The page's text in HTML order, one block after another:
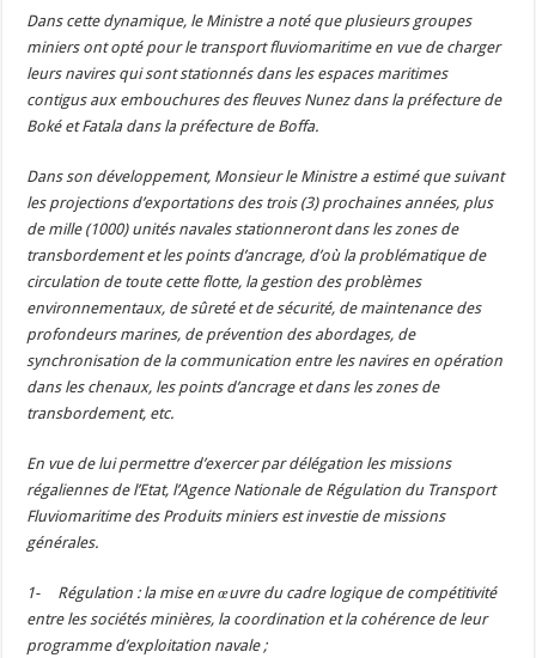
Dans cette dynamique, le Ministre a noté que plusieurs groupes
miniers ont opté pour le transport fluviomaritime en vue de charger
leurs navires qui sont stationnés dans les espaces maritimes
contigus aux embouchures des fleuves Nunez dans la préfecture de
Boké et Fatala dans la préfecture de Boffa.
Dans son développement, Monsieur le Ministre a estimé que suivant
les projections d’exportations des trois (3) prochaines années, plus
de mille (1000) unités navales stationneront dans les zones de
transbordement et les points d’ancrage, d’où la problématique de
circulation de toute cette flotte, la gestion des problèmes
environnementaux, de sûreté et de sécurité, de maintenance des
profondeurs marines, de prévention des abordages, de
synchronisation de la communication entre les navires en opération
dans les chenaux, les points d’ancrage et dans les zones de
transbordement, etc.
En vue de lui permettre d’exercer par délégation les missions
régaliennes de l’Etat, l’Agence Nationale de Régulation du Transport
Fluviomaritime des Produits miniers est investie de missions
générales.
1- Régulation : la mise en œuvre du cadre logique de compétitivité
entre les sociétés minières, la coordination et la cohérence de leur
programme d’exploitation navale ;